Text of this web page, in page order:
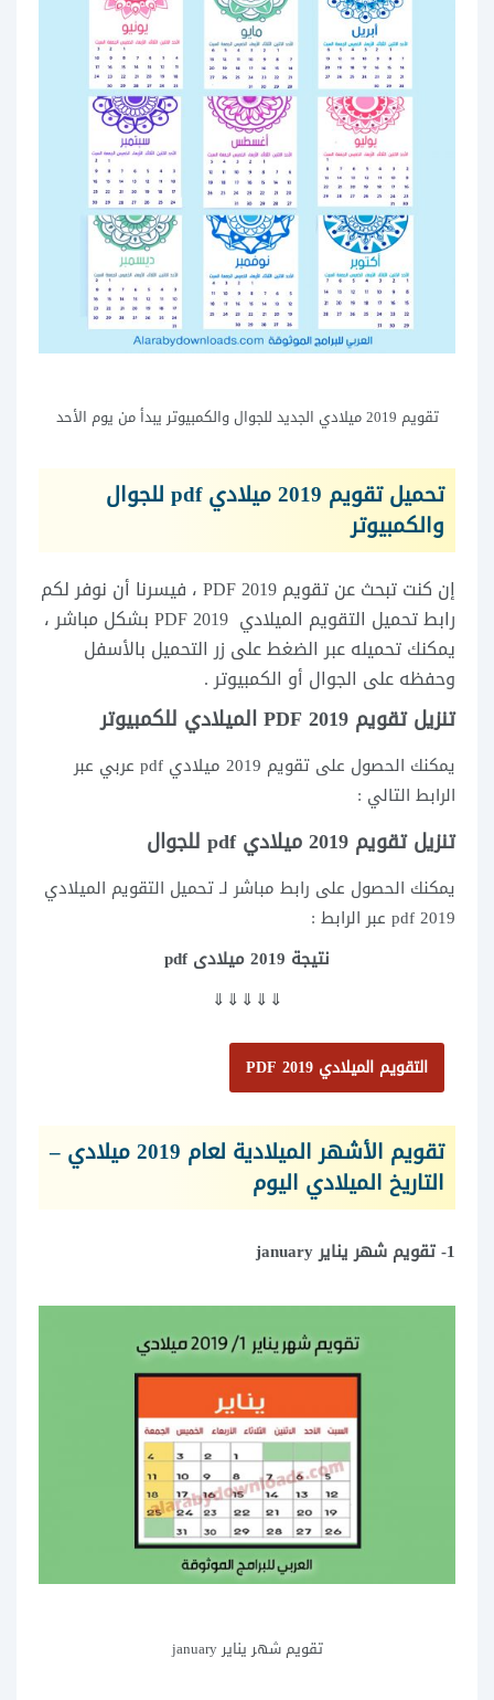
تقويم 2019 ميلادي الجديد للجوال والكمبيوتر يبدأ من يوم الأحد
تحميل تقويم 2019 ميلادي pdf للجوال
والكمبيوتر
إن كنت تبحث عن تقويم 2019 PDF ، فيسرنا أن نوفر لكم
رابط تحميل التقويم الميلادي 2019 PDF بشكل مباشر ،
يمكنك تحميله عبر الضغط على زر التحميل بالأسفل
وحفظه على الجوال أو الكمبيوتر .
تنزيل تقويم 2019 PDF الميلادي للكمبيوتر
يمكنك الحصول على تقويم 2019 ميلادي pdf عربي عبر
الرابط التالي :
تنزيل تقويم 2019 ميلادي pdf للجوال
يمكنك الحصول على رابط مباشر لـ تحميل التقويم الميلادي
2019 pdf عبر الرابط :
نتيجة 2019 ميلادى pdf
⇓⇓⇓⇓⇓
التقويم الميلادي 2019 PDF
تقويم الأشهر الميلادية لعام 2019 ميلادي –
التاريخ الميلادي اليوم
1- تقويم شهر يناير january
تقويم شهر يناير january